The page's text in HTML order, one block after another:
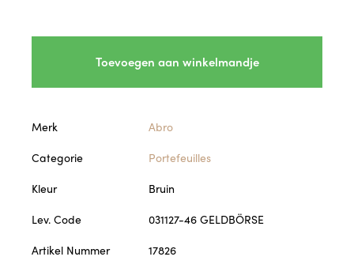
Toevoegen aan winkelmandje
Merk
Abro
Categorie
Portefeuilles
Kleur
Bruin
Lev. Code
031127-46 GELDBÖRSE
Artikel Nummer
17826